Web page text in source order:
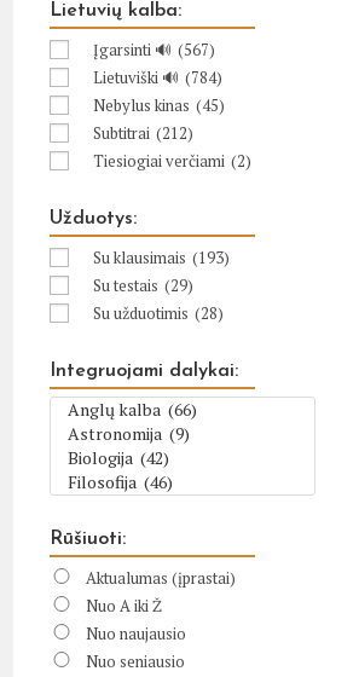
Lietuvių kalba:
Įgarsinti 🔊 (567)
Lietuviški 🔊 (784)
Nebylus kinas (45)
Subtitrai (212)
Tiesiogiai verčiami (2)
Užduotys:
Su klausimais (193)
Su testais (29)
Su užduotimis (28)
Integruojami dalykai:
Rūšiuoti:
Aktualumas (įprastai)
Nuo A iki Ž
Nuo naujausio
Nuo seniausio